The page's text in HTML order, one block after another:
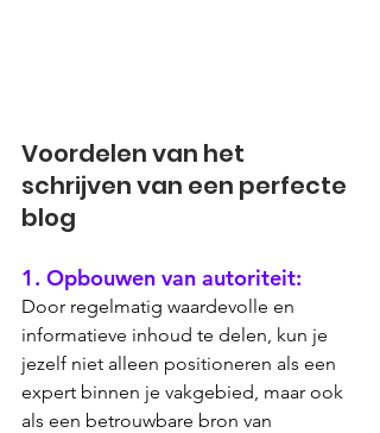
Voordelen van het
schrijven van een perfecte
blog
1. Opbouwen van autoriteit:
Door regelmatig waardevolle en
informatieve inhoud te delen, kun je
jezelf niet alleen positioneren als een
expert binnen je vakgebied, maar ook
als een betrouwbare bron van